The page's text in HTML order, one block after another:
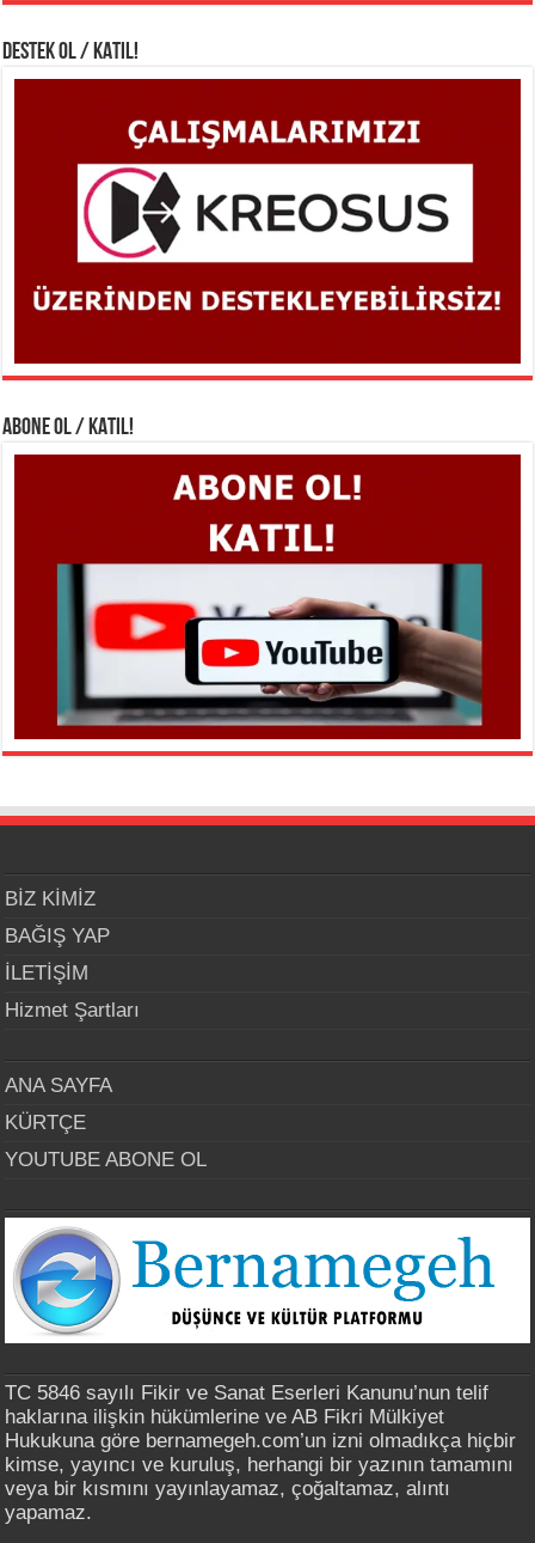
DESTEK OL / KATIL!
ABONE OL / KATIL!
BİZ KİMİZ
BAĞIŞ YAP
İLETİŞİM
Hizmet Şartları
ANA SAYFA
KÜRTÇE
YOUTUBE ABONE OL
TC 5846 sayılı Fikir ve Sanat Eserleri Kanunu’nun telif
haklarına ilişkin hükümlerine ve AB Fikri Mülkiyet
Hukukuna göre bernamegeh.com’un izni olmadıkça hiçbir
kimse, yayıncı ve kuruluş, herhangi bir yazının tamamını
veya bir kısmını yayınlayamaz, çoğaltamaz, alıntı
yapamaz.